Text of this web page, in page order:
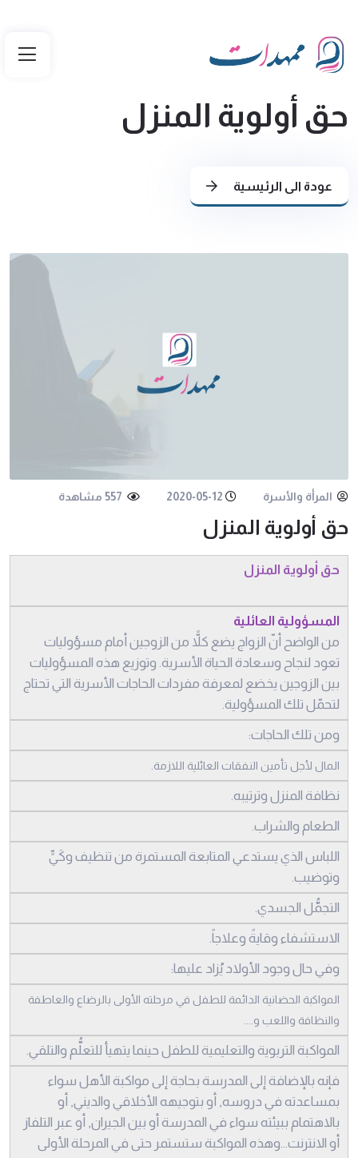
حق أولوية المنزل
عودة الى الرئيسية
المرأة والأسرة 2020-05-12
حق أولوية المنزل
حق أولوية المنزل
المسؤولية العائلية
من الواضح أنّ الزواج يضع كلاًّ من الزوجين أمام مسؤوليات
تعود لنجاح وسعادة الحياة الأسرية. وتوزيع هذه المسؤوليات
بين الزوجين يخضع لمعرفة مفردات الحاجات الأسرية التي تحتاج
لتحمّل تلك المسؤولية.
ومن تلك الحاجات:
المال لأجل تأمين النفقات العائلية اللازمة.
نظافة المنزل وترتيبه.
الطعام والشراب.
اللباس الذي يستدعي المتابعة المستمرة من تنظيف وكَيٍّ
وتوضيب.
التجمُّل الجسدي.
الاستشفاء وقايةً وعلاجاً.
وفي حال وجود الأولاد يُزاد عليها:
المواكبة الحضانية الدائمة للطفل في مرحلته الأولى بالرضاع والعاطفة
والنظافة واللعب و....
المواكبة التربوية والتعليمية للطفل حينما يتهيأ للتعلُّم والتلقي.
فإنه بالإضافة إلى المدرسة بحاجة إلى مواكبة الأهل سواء
بمساعدته في دروسه, أو بتوجيهه الأخلاقي والديني, أو
بالاهتمام ببيئته سواء في المدرسة أو بين الجيران, أو عبر التلفاز
أو الانترنت...وهذه المواكبة ستستمر حتى في المرحلة الأولى